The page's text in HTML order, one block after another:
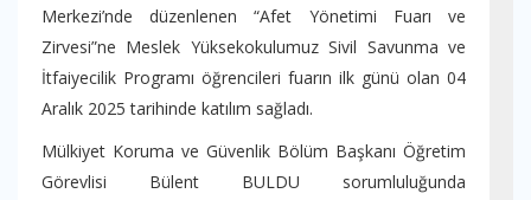
Merkezi’nde düzenlenen “Afet Yönetimi Fuarı ve
Zirvesi”ne Meslek Yüksekokulumuz Sivil Savunma ve
İtfaiyecilik Programı öğrencileri fuarın ilk günü olan 04
Aralık 2025 tarihinde katılım sağladı.
Mülkiyet Koruma ve Güvenlik Bölüm Başkanı Öğretim
Görevlisi Bülent BULDU sorumluluğunda